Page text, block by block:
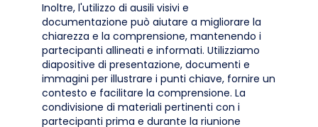
Inoltre, l'utilizzo di ausili visivi e
documentazione può aiutare a migliorare la
chiarezza e la comprensione, mantenendo i
partecipanti allineati e informati. Utilizziamo
diapositive di presentazione, documenti e
immagini per illustrare i punti chiave, fornire un
contesto e facilitare la comprensione. La
condivisione di materiali pertinenti con i
partecipanti prima e durante la riunione